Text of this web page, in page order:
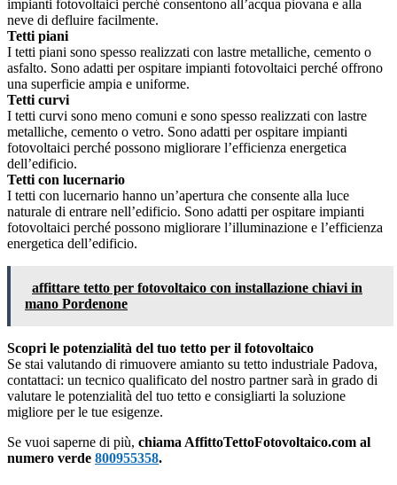
impianti fotovoltaici perché consentono all’acqua piovana e alla
neve di defluire facilmente.
Tetti piani
I tetti piani sono spesso realizzati con lastre metalliche, cemento o
asfalto. Sono adatti per ospitare impianti fotovoltaici perché offrono
una superficie ampia e uniforme.
Tetti curvi
I tetti curvi sono meno comuni e sono spesso realizzati con lastre
metalliche, cemento o vetro. Sono adatti per ospitare impianti
fotovoltaici perché possono migliorare l’efficienza energetica
dell’edificio.
Tetti con lucernario
I tetti con lucernario hanno un’apertura che consente alla luce
naturale di entrare nell’edificio. Sono adatti per ospitare impianti
fotovoltaici perché possono migliorare l’illuminazione e l’efficienza
energetica dell’edificio.
affittare tetto per fotovoltaico con installazione chiavi in
mano Pordenone
Scopri le potenzialità del tuo tetto per il fotovoltaico
Se stai valutando di rimuovere amianto su tetto industriale Padova,
contattaci: un tecnico qualificato del nostro partner sarà in grado di
valutare le potenzialità del tuo tetto e consigliarti la soluzione
migliore per le tue esigenze.
Se vuoi saperne di più, chiama AffittoTettoFotovoltaico.com al
numero verde 800955358.